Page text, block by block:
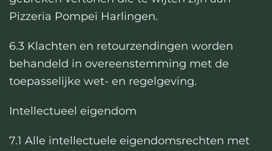
Pizzeria Pompeï Harlingen.
6.3 Klachten en retourzendingen worden
behandeld in overeenstemming met de
toepasselijke wet- en regelgeving.
Intellectueel eigendom
7.1 Alle intellectuele eigendomsrechten met